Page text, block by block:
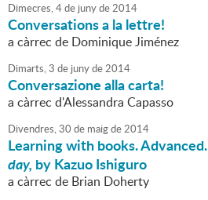
Dimecres,4de junyde2014
Conversations a la lettre!
a càrrec de Dominique Jiménez
Dimarts,3 de junyde2014
Conversazione alla carta!
a càrrec d'Alessandra Capasso
Divendres,30 de maigde2014
Learning with books. Advanced.
day, by Kazuo Ishiguro
a càrrec de Brian Doherty